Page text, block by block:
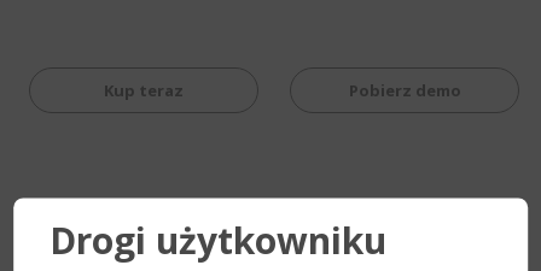
Pobierz demo
Kup teraz
Drogi użytkowniku